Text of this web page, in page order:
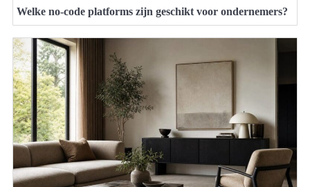
Welke no-code platforms zijn geschikt voor ondernemers?